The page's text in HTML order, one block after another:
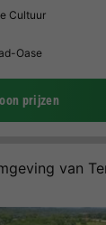
Cultuur
Oase
prijzen
van